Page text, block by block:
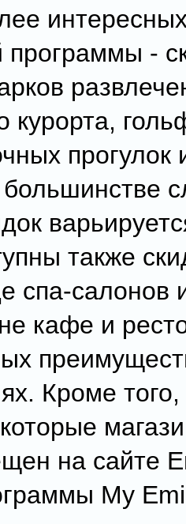
-
курорта,
прогулок
также
спа-салонов
кафе и
Кроме
на сайте
My